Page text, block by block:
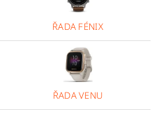
ŘADA FÉNIX
ŘADA VENU